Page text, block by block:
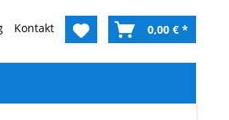
Kontakt 0,00 € *